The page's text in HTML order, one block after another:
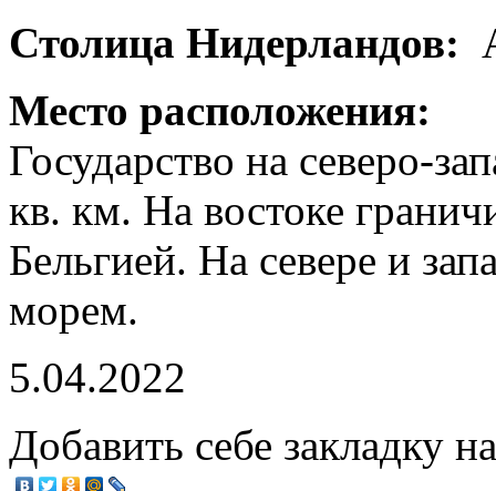
Столица Нидерландов:
Место расположения:
Государство на северо-
кв. км. На востоке
Бельгией. На севере и
морем.
5.04.2022
Добавить себе закладку